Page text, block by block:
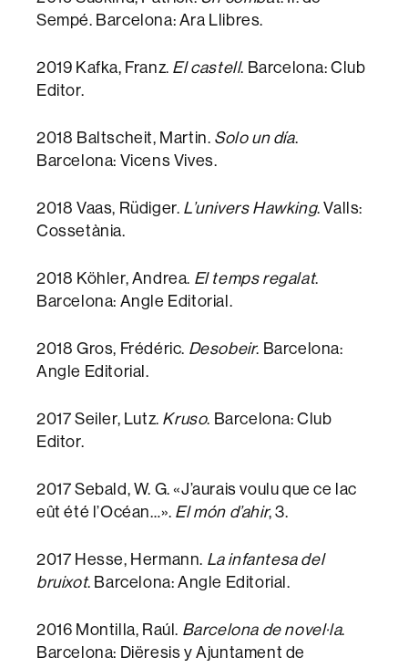
Sempé. Barcelona: Ara Llibres.
2019 Kafka, Franz. El castell. Barcelona: Club
Editor.
2018 Baltscheit, Martin. Solo un día.
Barcelona: Vicens Vives.
2018 Vaas, Rüdiger. L’univers Hawking. Valls:
Cossetània.
2018 Köhler, Andrea. El temps regalat.
Barcelona: Angle Editorial.
2018 Gros, Frédéric. Desobeir. Barcelona:
Angle Editorial.
2017 Seiler, Lutz. Kruso. Barcelona: Club
Editor.
2017 Sebald, W. G. «J’aurais voulu que ce lac
eût été l’Océan…». El món d’ahir, 3.
2017 Hesse, Hermann. La infantesa del
bruixot. Barcelona: Angle Editorial.
2016 Montilla, Raúl. Barcelona de novel·la.
Barcelona: Diëresis y Ajuntament de